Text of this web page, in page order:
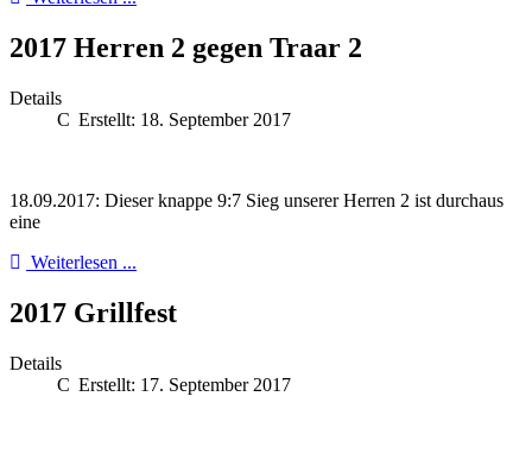
2017 Herren 2 gegen Traar 2
Details
Erstellt: 18. September 2017
18.09.2017: Dieser knappe 9:7 Sieg unserer Herren 2 ist durchaus
eine
Weiterlesen ...
2017 Grillfest
Details
Erstellt: 17. September 2017